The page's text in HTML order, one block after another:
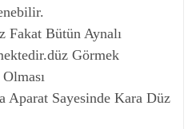
Bütün Aynalı
Görmek
Aparat Sayesinde Kara Düz